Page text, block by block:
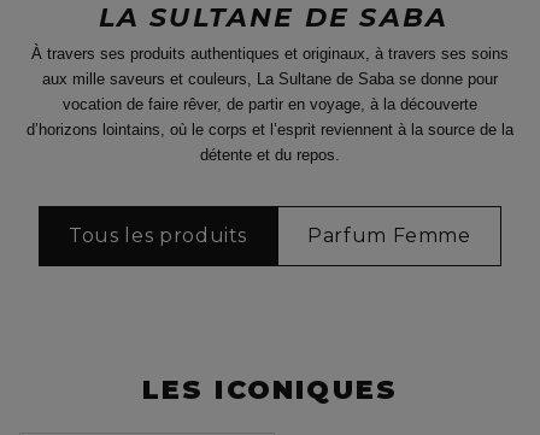
LA SULTANE DE SABA
À travers ses produits authentiques et originaux, à travers ses soins
aux mille saveurs et couleurs, La Sultane de Saba se donne pour
vocation de faire rêver, de partir en voyage, à la découverte
d’horizons lointains, où le corps et l’esprit reviennent à la source de la
détente et du repos.
Tous les produits Parfum Femme
LES ICONIQUES